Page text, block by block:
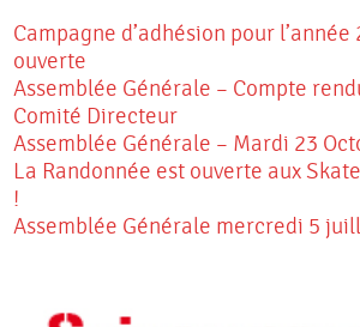
Campagne d’adhésion pour l’année
ouverte
Assemblée Générale – Compte
Comité Directeur
Assemblée Générale – Mardi 23
La Randonnée est ouverte aux
!
Assemblée Générale mercredi 5